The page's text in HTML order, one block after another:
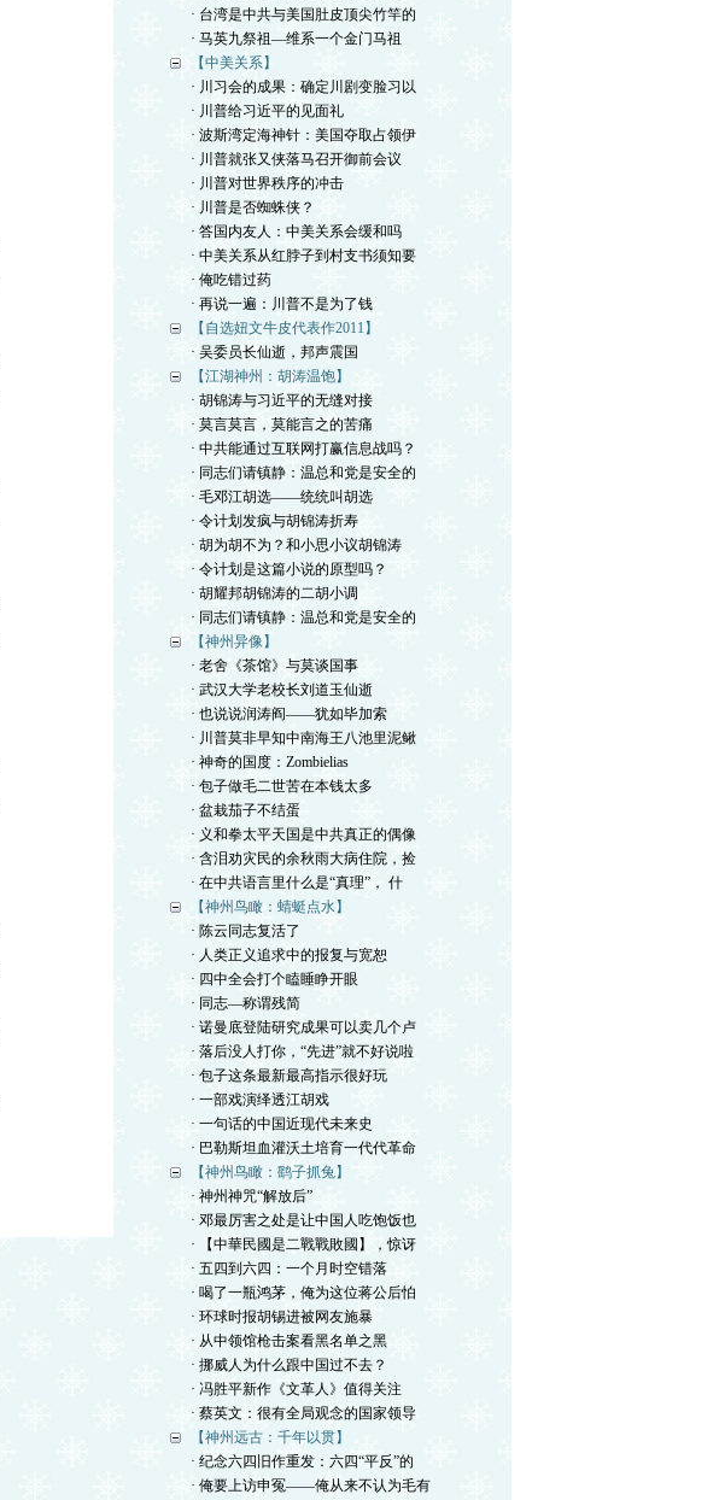
· 台湾是中共与美国肚皮顶尖竹竿的
· 马英九祭祖—维系一个金门马祖
【中美关系】
· 川习会的成果：确定川剧变脸习以
· 川普给习近平的见面礼
· 波斯湾定海神针：美国夺取占领伊
· 川普就张又侠落马召开御前会议
· 川普对世界秩序的冲击
· 川普是否蜘蛛侠？
· 答国内友人：中美关系会缓和吗
· 中美关系从红脖子到村支书须知要
· 俺吃错过药
· 再说一遍：川普不是为了钱
【自选妞文牛皮代表作2011】
· 吴委员长仙逝，邦声震国
【江湖神州：胡涛温饱】
· 胡锦涛与习近平的无缝对接
· 莫言莫言，莫能言之的苦痛
· 中共能通过互联网打赢信息战吗？
· 同志们请镇静：温总和党是安全的
· 毛邓江胡选——统统叫胡选
· 令计划发疯与胡锦涛折寿
· 胡为胡不为？和小思小议胡锦涛
· 令计划是这篇小说的原型吗？
· 胡耀邦胡锦涛的二胡小调
· 同志们请镇静：温总和党是安全的
【神州异像】
· 老舍《茶馆》与莫谈国事
· 武汉大学老校长刘道玉仙逝
· 也说说润涛阎——犹如毕加索
· 川普莫非早知中南海王八池里泥鳅
· 神奇的国度：Zombielias
· 包子做毛二世苦在本钱太多
· 盆栽茄子不结蛋
· 义和拳太平天国是中共真正的偶像
· 含泪劝灾民的余秋雨大病住院，捡
· 在中共语言里什么是“真理”， 什
【神州鸟瞰：蜻蜓点水】
· 陈云同志复活了
· 人类正义追求中的报复与宽恕
· 四中全会打个瞌睡睁开眼
· 同志—称谓残简
· 诺曼底登陆研究成果可以卖几个卢
· 落后没人打你，“先进”就不好说啦
· 包子这条最新最高指示很好玩
· 一部戏演绎透江胡戏
· 一句话的中国近现代未来史
· 巴勒斯坦血灌沃土培育一代代革命
【神州鸟瞰：鹞子抓兔】
· 神州神咒“解放后”
· 邓最厉害之处是让中国人吃饱饭也
· 【中華民國是二戰戰敗國】，惊讶
· 五四到六四：一个月时空错落
· 喝了一瓶鸿茅，俺为这位蒋公后怕
· 环球时报胡锡进被网友施暴
· 从中领馆枪击案看黑名单之黑
· 挪威人为什么跟中国过不去？
· 冯胜平新作《文革人》值得关注
· 蔡英文：很有全局观念的国家领导
【神州远古：千年以贯】
· 纪念六四旧作重发：六四“平反”的
· 俺要上访申冤——俺从来不认为毛有